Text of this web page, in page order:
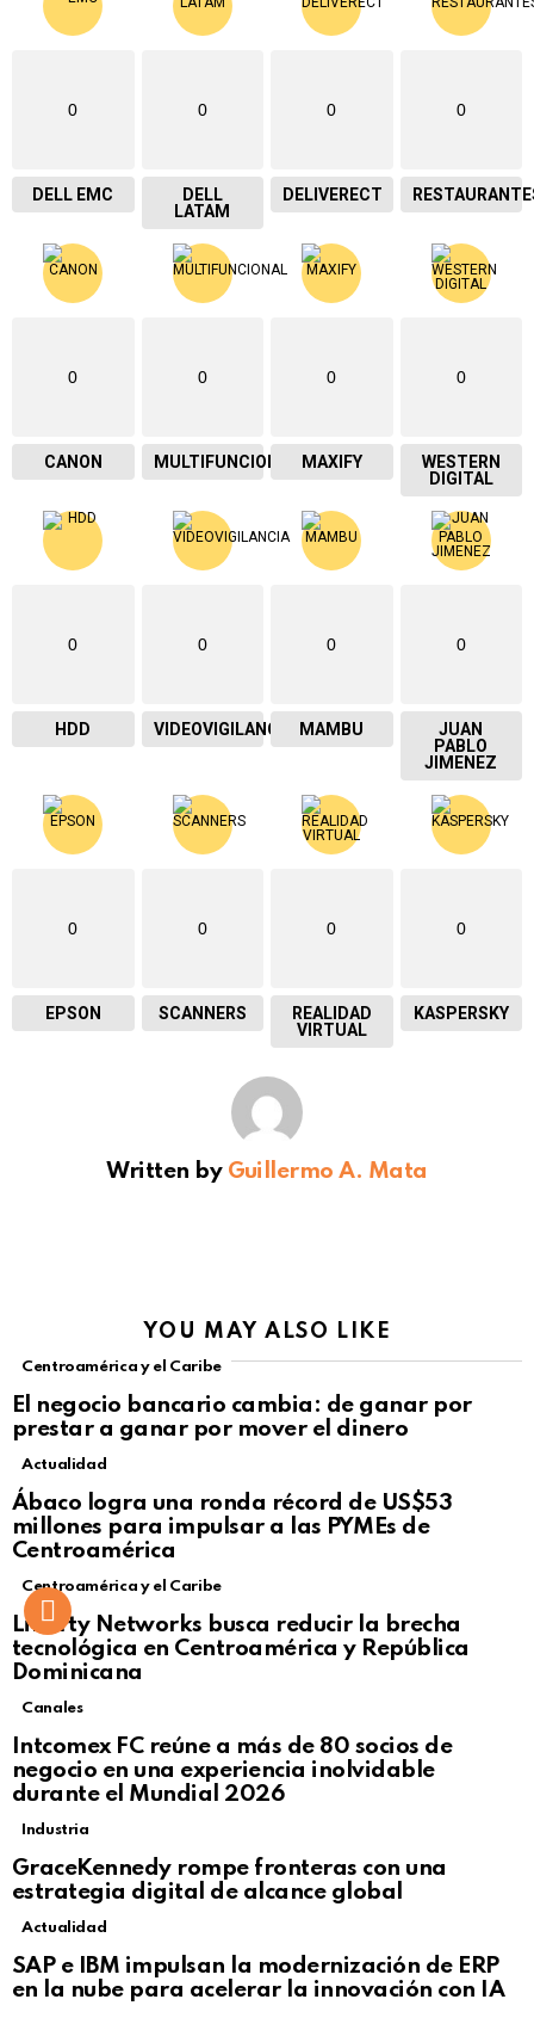
0
DELL EMC
0
DELL
LATAM
0
DELIVERECT
0
0
CANON
0
MULTIFUNCIONAL
0
MAXIFY
0
WESTERN
DIGITAL
0
HDD
0
VIDEOVIGILANCIA
0
MAMBU
0
JUAN
PABLO
JIMENEZ
0
EPSON
0
SCANNERS
0
REALIDAD
VIRTUAL
0
KASPERSKY
Written by Guillermo A. Mata
YOU MAY ALSO LIKE
Centroamérica y el Caribe
El negocio bancario cambia: de ganar por
prestar a ganar por mover el dinero
Not Safe For Work
Click to view this post
Actualidad
Ábaco logra una ronda récord de US$53
millones para impulsar a las PYMEs de
Centroamérica
Centroamérica y el Caribe
Liberty Networks busca reducir la brecha
tecnológica en Centroamérica y República
Dominicana
Canales
Intcomex FC reúne a más de 80 socios de
negocio en una experiencia inolvidable
durante el Mundial 2026
Industria
GraceKennedy rompe fronteras con una
estrategia digital de alcance global
Not Safe For Work
Click to view this post
Actualidad
SAP e IBM impulsan la modernización de ERP
en la nube para acelerar la innovación con IA